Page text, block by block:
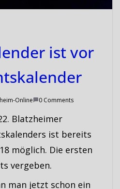
ist vor
Online 0 Comments
Blatzheimer
ist bereits
möglich. Die ersten
vergeben.
man jetzt schon ein